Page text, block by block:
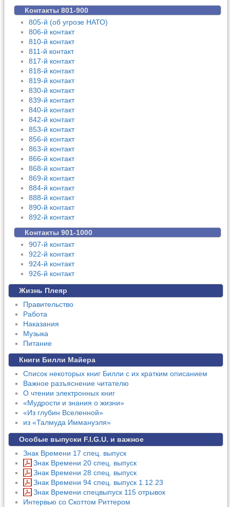
Контакты 801-900
805-й (об угрозе НАТО)
806-й контакт
810-й контакт
811-й контакт
817-й контакт
818-й контакт
819-й контакт
830-й контакт
839-й контакт
840-й контакт
842-й контакт
853-й контакт
856-й контакт
863-й контакт
866-й контакт
868-й контакт
869-й контакт
884-й контакт
888-й контакт
890-й контакт
892-й контакт
Контакты 901-1000
907-й контакт
922-й контакт
924-й контакт
926-й контакт
Жизнь Плеяр
Правительство
Работа
Наказания
Музыка
Питание
Книги Билли Майера
Список некоторых книг Билли с их кратким описанием
Важное разъяснение читателю
О чтении электронных книг
«Мудрости и знания о жизни»
«Из глубин Вселенной»
из «Талмуда Иммануэля»
Особые выпуски F.I.G.U. и важное
Знак Времени 17 спец. выпуск
Знак Времени 20 спец. выпуск
Знак Времени 28 спец. выпуск
Знак Времени 94 спец. выпуск 1.12.23
Знак Времени спецвыпуск 115 отрывок
Интервью со Скоттом Риттером